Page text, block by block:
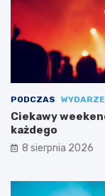
PODCZAS
Ciekawy
każdego
8 sierpnia 2026